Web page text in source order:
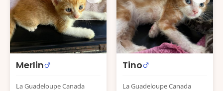
Merlin
La Guadeloupe Canada
Tino
La Guadeloupe Canada